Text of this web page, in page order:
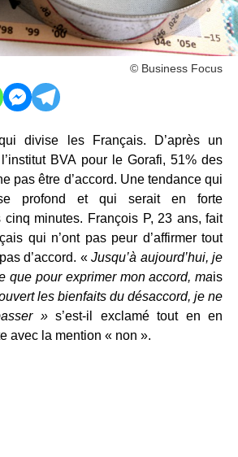
© Business Focus
divise les Français. D’après un
BVA pour le Gorafi, 51% des
pas être d’accord. Une tendance qui
profond et qui serait en forte
cinq minutes. François P, 23 ans, fait
qui n’ont pas peur d’affirmer tout
d’accord. «Jusqu’à aujourd’hui, je
que pour exprimer mon accord, mais
les bienfaits du désaccord, je ne
»s’est-il exclamé tout en en
avec la mention « non ».